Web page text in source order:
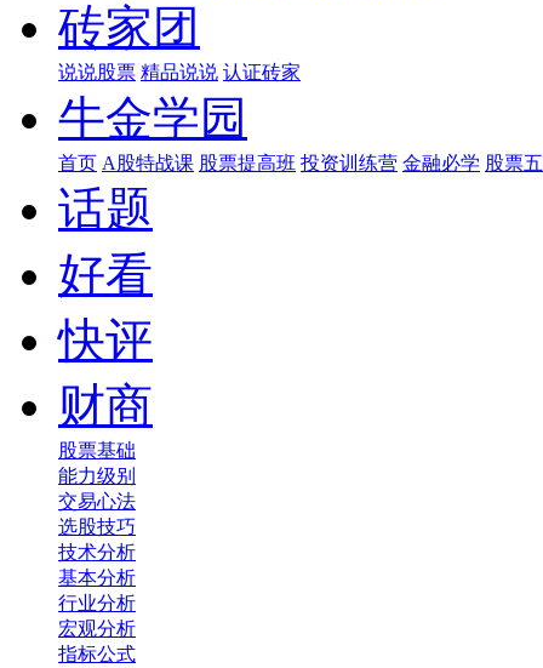
砖家团
说说股票 精品说说 认证砖家
牛金学园
首页 A股特战课 股票提高班 投资训练营 金融必学 股票
话题
好看
快评
财商
股票基础
能力级别
交易心法
选股技巧
技术分析
基本分析
行业分析
宏观分析
指标公式